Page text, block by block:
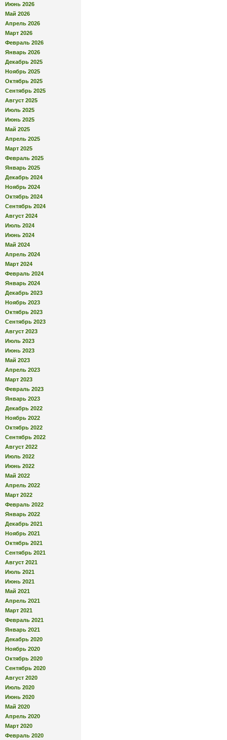
Июнь 2026
Май 2026
Апрель 2026
Март 2026
Февраль 2026
Январь 2026
Декабрь 2025
Ноябрь 2025
Октябрь 2025
Сентябрь 2025
Август 2025
Июль 2025
Июнь 2025
Май 2025
Апрель 2025
Март 2025
Февраль 2025
Январь 2025
Декабрь 2024
Ноябрь 2024
Октябрь 2024
Сентябрь 2024
Август 2024
Июль 2024
Июнь 2024
Май 2024
Апрель 2024
Март 2024
Февраль 2024
Январь 2024
Декабрь 2023
Ноябрь 2023
Октябрь 2023
Сентябрь 2023
Август 2023
Июль 2023
Июнь 2023
Май 2023
Апрель 2023
Март 2023
Февраль 2023
Январь 2023
Декабрь 2022
Ноябрь 2022
Октябрь 2022
Сентябрь 2022
Август 2022
Июль 2022
Июнь 2022
Май 2022
Апрель 2022
Март 2022
Февраль 2022
Январь 2022
Декабрь 2021
Ноябрь 2021
Октябрь 2021
Сентябрь 2021
Август 2021
Июль 2021
Июнь 2021
Май 2021
Апрель 2021
Март 2021
Февраль 2021
Январь 2021
Декабрь 2020
Ноябрь 2020
Октябрь 2020
Сентябрь 2020
Август 2020
Июль 2020
Июнь 2020
Май 2020
Апрель 2020
Март 2020
Февраль 2020